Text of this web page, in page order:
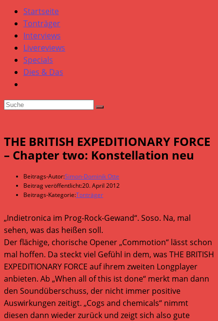
Startseite
Tonträger
Interviews
Livereviews
Specials
Dies & Das
THE BRITISH EXPEDITIONARY FORCE
– Chapter two: Konstellation neu
Beitrags-Autor:Simon-Dominik Otte
Beitrag veröffentlicht:20. April 2012
Beitrags-Kategorie:Tonträger
„Indietronica im Prog-Rock-Gewand“. Soso. Na, mal
sehen, was das heißen soll.
Der flächige, chorische Opener „Commotion“ lässt schon
mal hoffen. Da steckt viel Gefühl in dem, was THE BRITISH
EXPEDITIONARY FORCE auf ihrem zweiten Longplayer
anbieten. Ab „When all of this ist done“ merkt man dann
den Soundüberschuss, der nicht immer positive
Auswirkungen zeitigt. „Cogs and chemicals“ nimmt
diesen dann wieder zurück und zeigt sich also gute